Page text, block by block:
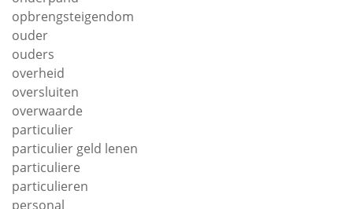
opbrengsteigendom
ouder
ouders
overheid
oversluiten
overwaarde
particulier
particulier geld lenen
particuliere
particulieren
personal